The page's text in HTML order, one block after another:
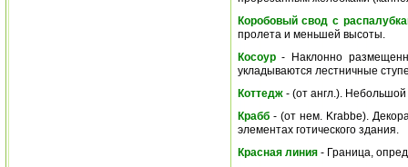
Коробовый свод с
пролета и меньшей высоты.
Косоур- Наклонно
укладываются лестничные
Коттедж- (от англ.).
Крабб - (от нем. Krabbe).
элементах готического здания.
Красная линия- Граница,